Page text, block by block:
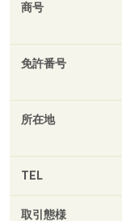
商号
免許番号
所在地
TEL
取引態様